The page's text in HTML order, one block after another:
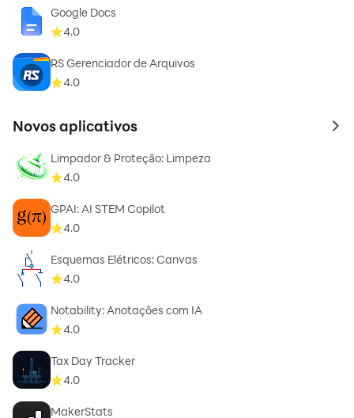
Google Docs
4.0
RS Gerenciador de Arquivos
4.0
Novos aplicativos to
Limpador & Proteção: Limpeza
4.0
GPAI: AI STEM Copilot
4.0
Esquemas Elétricos: Canvas
4.0
Notability: Anotações com IA
4.0
Tax Day Tracker
4.0
MakerStats